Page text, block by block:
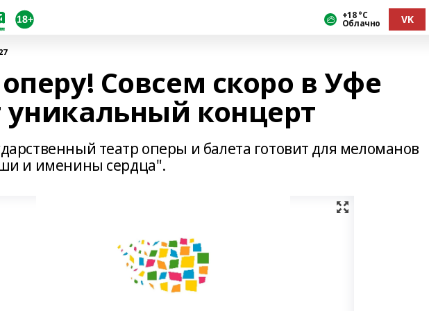
+18 °С
Облачно VK
Совсем скоро в Уфе
уникальный концерт
театр оперы и балета готовит для меломанов
и именины сердца".